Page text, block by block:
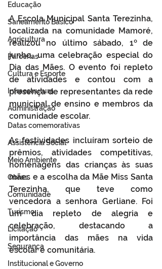
Educação
Saneamento Básico
Agricultura
Parcerias
Cultura e Esporte
Infraestrutura
Administração
Datas comemorativas
Assistência Social
Meio Ambiente
Obras
Comunidade
Turismo
Licitação
Segurança
Institucional e Governo
A Escola Municipal Santa Terezinha,
localizada na comunidade Mamoré,
realizou no último sábado, 1º de
junho, uma celebração especial do
Dia das Mães. O evento foi repleto
de atividades e contou com a
presença de representantes da rede
municipal de ensino e membros da
comunidade escolar.
As festividades incluíram sorteio de
prêmios, atividades competitivas,
homenagens das crianças às suas
mães e a escolha da Mãe Miss Santa
Terezinha, que teve como
vencedora a senhora Gerliane. Foi
um dia repleto de alegria e
celebração, destacando a
importância das mães na vida
escolar e comunitária.